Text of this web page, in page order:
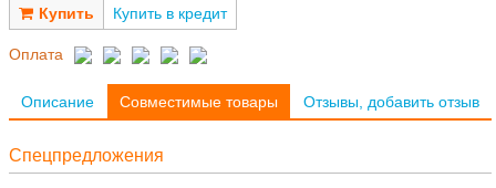
Купить в кредит
Оплата
Описание Совместимые товары Отзывы, добавить отзыв
Спецпредложения